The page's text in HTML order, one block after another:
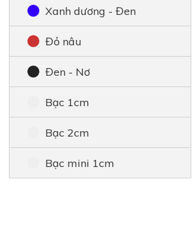
Xanh dương - Đen
Đỏ nâu
Đen - Nơ
Bạc 1cm
Bạc 2cm
Bạc mini 1cm